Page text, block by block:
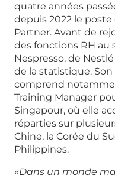
quatre années
depuis 2022 le poste
Partner. Avant de
des fonctions RH au
Nespresso, de
de la statistique.
comprend
Training Manager
Singapour, où elle
réparties sur
Chine, la Corée du
Philippines.
«Dans un monde